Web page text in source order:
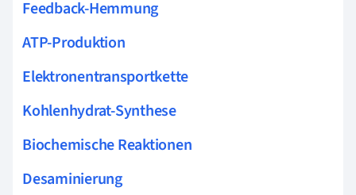
Feedback-Hemmung
ATP-Produktion
Elektronentransportkette
Kohlenhydrat-Synthese
Biochemische Reaktionen
Desaminierung